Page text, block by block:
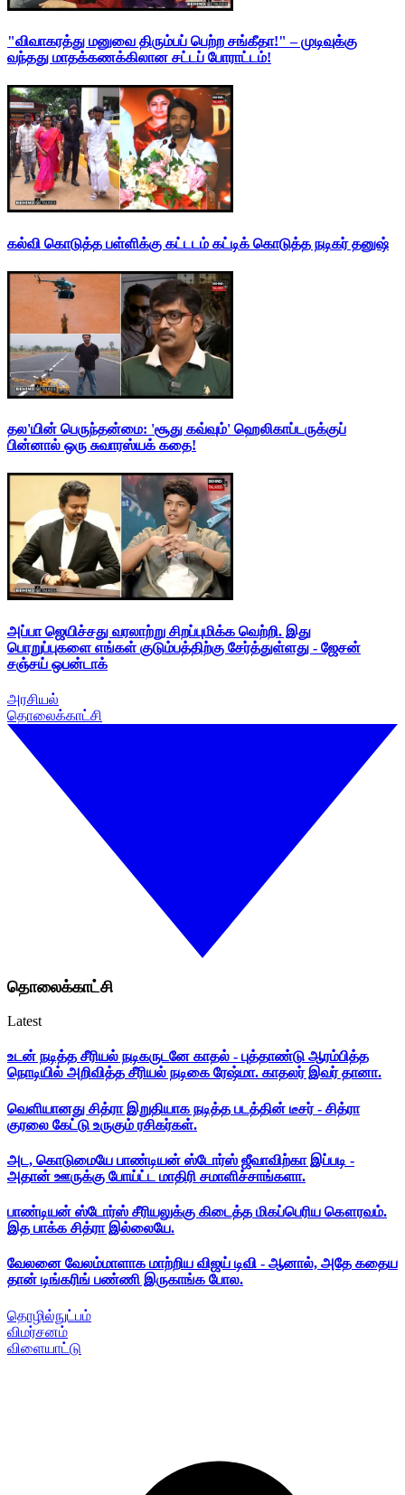
"விவாகரத்து மனுவை திரும்பப் பெற்ற சங்கீதா!" – முடிவுக்கு
வந்தது மாதக்கணக்கிலான சட்டப் போராட்டம்!
கல்வி கொடுத்த பள்ளிக்கு கட்டடம் கட்டிக் கொடுத்த நடிகர் தனுஷ்
தல'யின் பெருந்தன்மை: 'சூது கவ்வும்' ஹெலிகாப்டருக்குப்
பின்னால் ஒரு சுவாரஸ்யக் கதை!
அப்பா ஜெயிச்சது வரலாற்று சிறப்புமிக்க வெற்றி. இது
பொறுப்புகளை எங்கள் குடும்பத்திற்கு சேர்த்துள்ளது - ஜேசன்
சஞ்சய் ஒபன்டாக்
அரசியல்
தொலைக்காட்சி
தொலைக்காட்சி
Latest
உடன் நடித்த சீரியல் நடிகருடனே காதல் - புத்தாண்டு ஆரம்பித்த
நொடியில் அறிவித்த சீரியல் நடிகை ரேஷ்மா. காதலர் இவர் தானா.
வெளியானது சித்ரா இறுதியாக நடித்த படத்தின் டீசர் - சித்ரா
குரலை கேட்டு உருகும் ரசிகர்கள்.
அட, கொடுமையே பாண்டியன் ஸ்டோர்ஸ் ஜீவாவிற்கா இப்படி -
அதான் ஊருக்கு போய்ட்ட மாதிரி சமாளிச்சாங்களா.
பாண்டியன் ஸ்டோர்ஸ் சீரியலுக்கு கிடைத்த மிகப்பெரிய கௌரவம்.
இத பாக்க சித்ரா இல்லையே.
வேலனை வேலம்மாளாக மாற்றிய விஜய் டிவி - ஆனால், அதே கதைய
தான் டிங்கரிங் பண்ணி இருகாங்க போல.
தொழில்நுட்பம்
விமர்சனம்
விளையாட்டு